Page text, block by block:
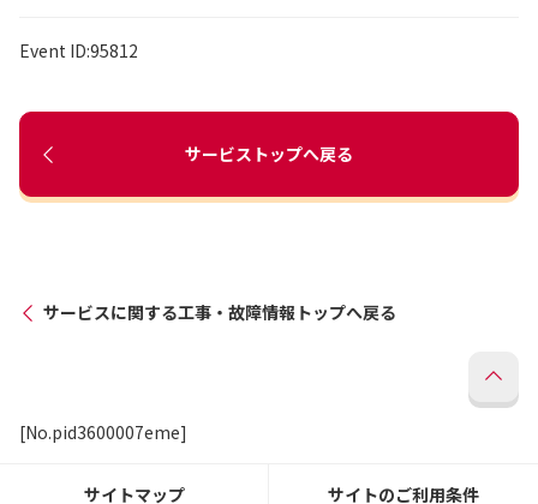
Event ID:95812
サービストップへ戻る
サービスに関する工事・故障情報トップへ戻る
[No.pid3600007eme]
サイトマップ サイトのご利用条件